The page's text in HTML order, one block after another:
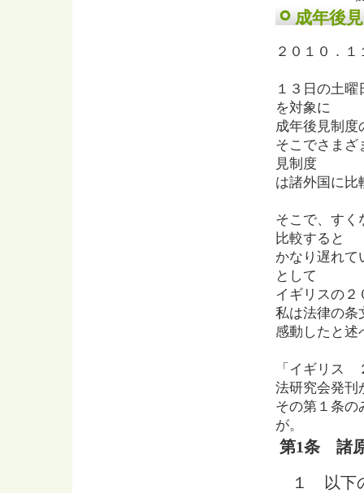
成年後
２０１０．
１３日の土
を対象に
成年後見制度
そこでさまざ
見制度
は諸外国に比
そこで、すく
比較すると
かなり遅れて
として
イギリスの２
私は法律の条
感動したと述
「イギリス
法研究会発刊
その第１条の
が。
第1条 諸
１ 以下の